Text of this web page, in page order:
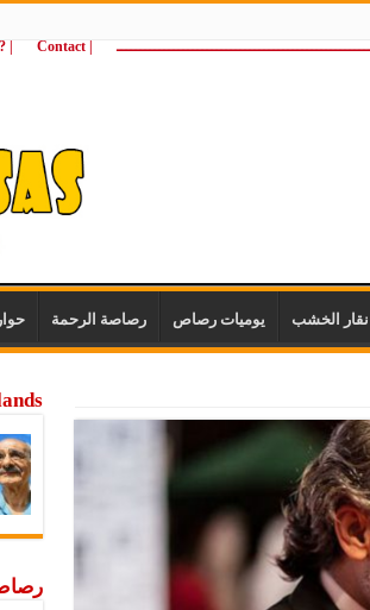
| Contact
wij
نقار الخشب يوميات رصاص رصاصة الرحمة